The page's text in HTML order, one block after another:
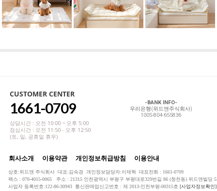
CUSTOMER CENTER
1661-0709
상담시간 : 오전 10:00 ~ 오후 5:00
점심시간 : 오전 11:50 - 오후 12:50
(토, 일, 공휴일 휴무)
-BANK INFO-
우리은행(위드앤주식회사)
1005-804-655836
회사소개 이용약관 개인정보취급방침 이용안내
상호:위드앤 주식회사 대표:김숙경 개인정보담당자:이재혁 대표전화 : 1661-0709
팩스 : 070-4015-0065 주소 : 21315 인천광역시 부평구 부평대로329번길 86 (청천동) 위드앤빌딩
사업자 등록번호:122-86-30943 통신판매업신고번호 : 제 2013-인천부평-00315호 [사업자정보확인]